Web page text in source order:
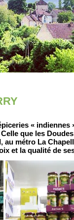
« indiennes
que les
métro La
et la qualité de